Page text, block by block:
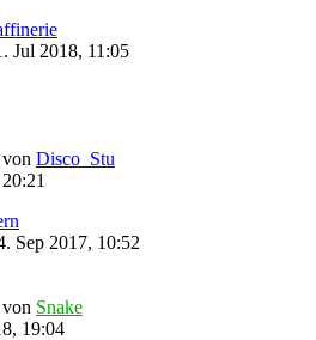
Jul 2018, 11:05
von Disco_Stu
Sep 2017, 10:52
von Snake
19:04